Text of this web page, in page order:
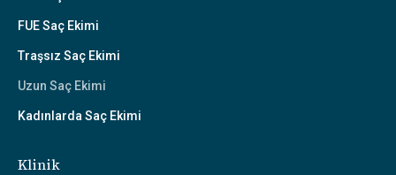
FUE Saç Ekimi
Traşsız Saç Ekimi
Uzun Saç Ekimi
Kadınlarda Saç Ekimi
Klinik